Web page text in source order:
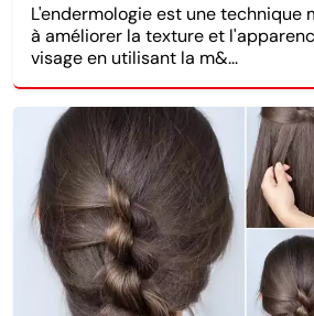
L'endermologie est une technique
à améliorer la texture et
visage en utilisant la m&...